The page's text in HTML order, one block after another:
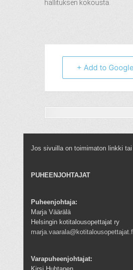
hallituksen kokousta.
+ Add to
Jos sivuilla on toimimaton linkki
PUHEENJOHTAJAT
Puheenjohtaja:
Marja Väärälä
Helsingin kotitalousopettajat ry
Varapuheenjohtajat: